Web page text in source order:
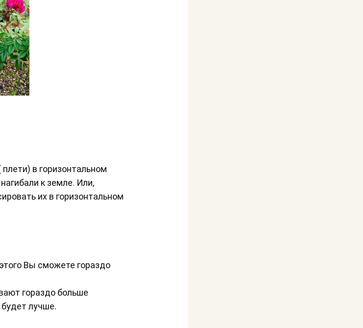
в горизонтальном
к земле. Или,
их в горизонтальном
Вы сможете гораздо
гораздо больше
лучше.